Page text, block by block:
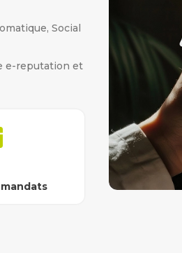
Social
e-reputation et